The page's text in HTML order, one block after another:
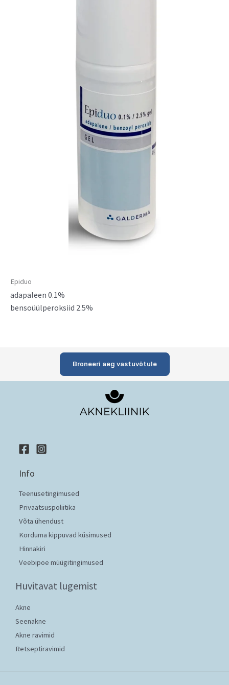
Epiduo
adapaleen 0.1%
bensoüülperoksiid 2.5%
Broneeri aeg vastuvõtule
Info
Teenusetingimused
Privaatsuspoliitika
Võta ühendust
Korduma kippuvad küsimused
Hinnakiri
Veebipoe müügitingimused
Huvitavat lugemist
Akne
Seenakne
Akne ravimid
Retseptiravimid